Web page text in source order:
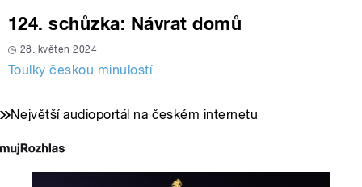
124. schůzka: Návrat domů
28. květen 2024
Toulky českou minulostí
Největší audioportál na českém internetu